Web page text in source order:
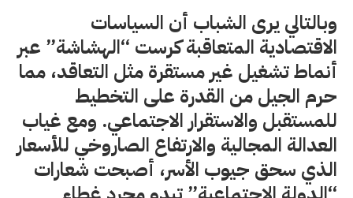
وبالتالي يرى الشباب أن السياسات
الاقتصادية المتعاقبة كرست “الهشاشة” عبر
أنماط تشغيل غير مستقرة مثل التعاقد، مما
حرم الجيل من القدرة على التخطيط
للمستقبل والاستقرار الاجتماعي. ومع غياب
العدالة المجالية والارتفاع الصاروخي للأسعار
الذي سحق جيوب الأسر، أصبحت شعارات